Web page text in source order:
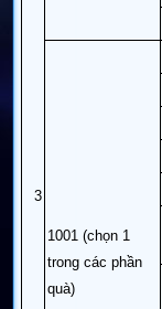
3
1001 (chọn 1
trong các phần
quà)